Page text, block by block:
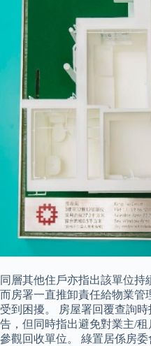
同層其他住戶亦指出該單位持
而房署一直推卸責任給物業管
受到困擾。 房屋署回覆查詢
告，但同時指出避免對業主/
參觀回收單位。 綠置居係房